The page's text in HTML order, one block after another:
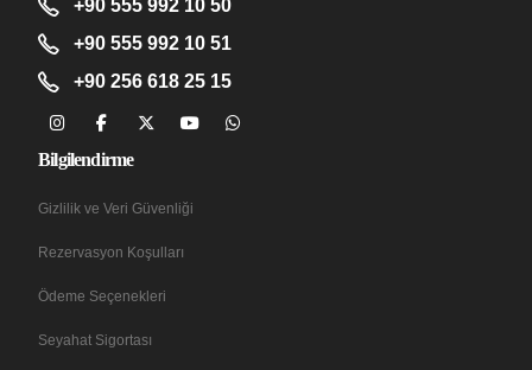
+90 555 992 10 50
+90 555 992 10 51
+90 256 618 25 15
Bilgilendirme
Gizlilik ve Veri Güvenliği
Rezervasyon Koşulları
Ödeme Seçenekleri
Seyahat Sigortası